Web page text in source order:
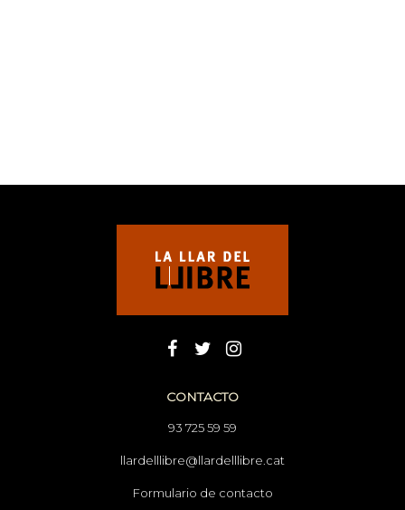
CONTACTO
93 725 59 59
llardelllibre@llardelllibre.cat
Formulario de contacto